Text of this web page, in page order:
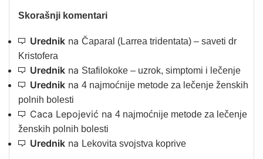
Skorašnji komentari
Urednik na Čaparal (Larrea tridentata) – saveti dr
Kristofera
Urednik na Stafilokoke – uzrok, simptomi i lečenje
Urednik na 4 najmoćnije metode za lečenje ženskih
polnih bolesti
Caca Lepojević na 4 najmoćnije metode za lečenje
ženskih polnih bolesti
Urednik na Lekovita svojstva koprive